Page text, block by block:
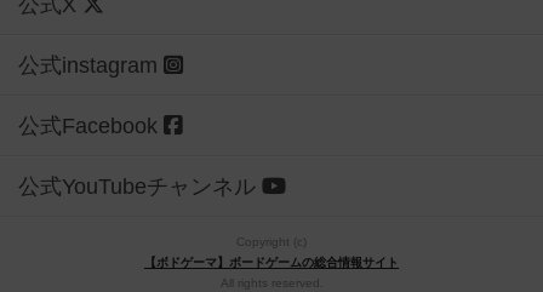
公式X
公式instagram
公式Facebook
公式YouTubeチャンネル
Copyright (c)
【ボドゲーマ】ボードゲームの総合情報サイト
All rights reserved.